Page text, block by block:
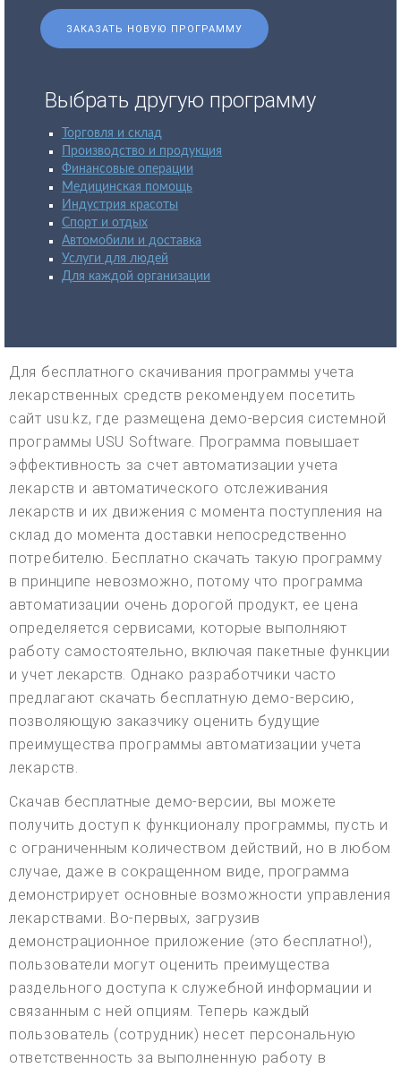
ЗАКАЗАТЬ НОВУЮ ПРОГРАММУ
Выбрать другую программу
Торговля и склад
Производство и продукция
Финансовые операции
Медицинская помощь
Индустрия красоты
Спорт и отдых
Автомобили и доставка
Услуги для людей
Для каждой организации
Для бесплатного скачивания программы учета
лекарственных средств рекомендуем посетить
сайт usu.kz, где размещена демо-версия системной
программы USU Software. Программа повышает
эффективность за счет автоматизации учета
лекарств и автоматического отслеживания
лекарств и их движения с момента поступления на
склад до момента доставки непосредственно
потребителю. Бесплатно скачать такую программу
в принципе невозможно, потому что программа
автоматизации очень дорогой продукт, ее цена
определяется сервисами, которые выполняют
работу самостоятельно, включая пакетные функции
и учет лекарств. Однако разработчики часто
предлагают скачать бесплатную демо-версию,
позволяющую заказчику оценить будущие
преимущества программы автоматизации учета
лекарств.
Скачав бесплатные демо-версии, вы можете
получить доступ к функционалу программы, пусть и
с ограниченным количеством действий, но в любом
случае, даже в сокращенном виде, программа
демонстрирует основные возможности управления
лекарствами. Во-первых, загрузив
демонстрационное приложение (это бесплатно!),
пользователи могут оценить преимущества
раздельного доступа к служебной информации и
связанным с ней опциям. Теперь каждый
пользователь (сотрудник) несет персональную
ответственность за выполненную работу в